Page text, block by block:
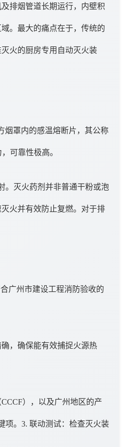
排烟管道长期运行，内壁积
。最大的痛点在于，传统的
火的厨房专用自动灭火装
烟罩内的感温熔断片，其公称
可靠性极高。
。灭火药剂并非普通干粉或泡
火并有效防止复燃。对于排
广州市建设工程消防验收的
，确保能有效捕捉火源热
），以及广州地区的产
项。3. 联动测试：检查灭火装